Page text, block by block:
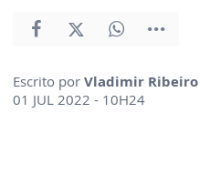
Escrito por Vladimir Ribeiro
01 JUL 2022 - 10H24